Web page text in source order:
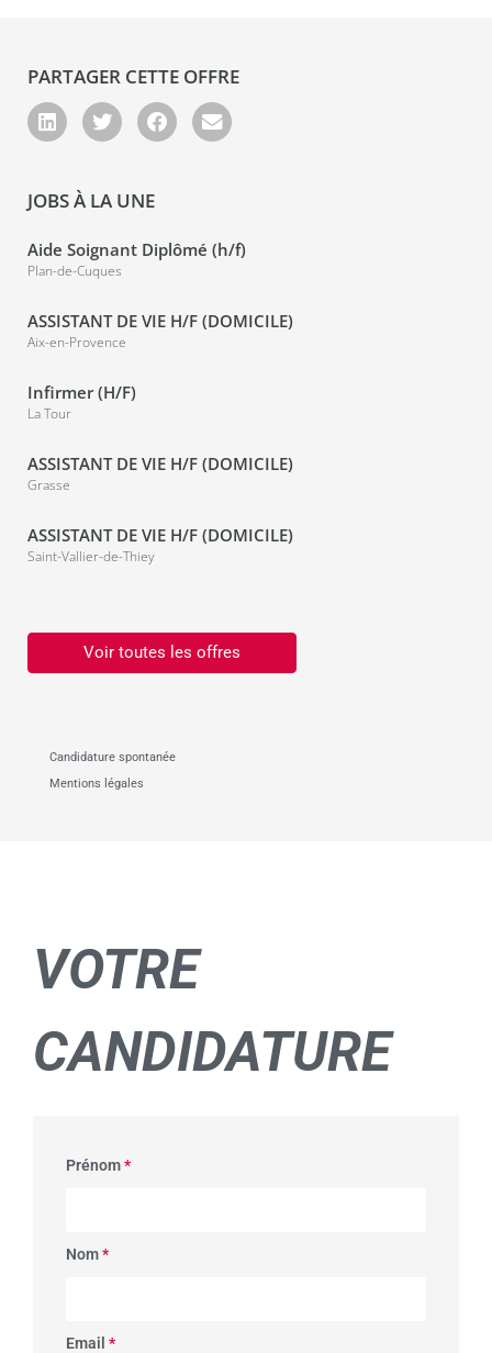
PARTAGER CETTE OFFRE
JOBS À LA UNE
Aide Soignant Diplômé (h/f)
Plan-de-Cuques
ASSISTANT DE VIE H/F (DOMICILE)
Aix-en-Provence
Infirmer (H/F)
La Tour
ASSISTANT DE VIE H/F (DOMICILE)
Grasse
ASSISTANT DE VIE H/F (DOMICILE)
Saint-Vallier-de-Thiey
Voir toutes les offres
Candidature spontanée
Mentions légales
VOTRE
CANDIDATURE
Prénom*
Nom*
Email *